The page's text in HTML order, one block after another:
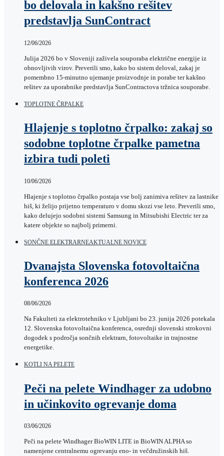
bo delovala in kakšno rešitev
predstavlja SunContract
12/06/2026
Julija 2026 bo v Sloveniji zaživela souporaba električne energije iz
obnovljivih virov. Preverili smo, kako bo sistem deloval, zakaj je
pomembno 15-minutno ujemanje proizvodnje in porabe ter kakšno
rešitev za uporabnike predstavlja SunContractova tržnica souporabe.
TOPLOTNE ČRPALKE
Hlajenje s toplotno črpalko: zakaj so
sodobne toplotne črpalke pametna
izbira tudi poleti
10/06/2026
Hlajenje s toplotno črpalko postaja vse bolj zanimiva rešitev za lastnike
hiš, ki želijo prijetno temperaturo v domu skozi vse leto. Preverili smo,
kako delujejo sodobni sistemi Samsung in Mitsubishi Electric ter za
katere objekte so najbolj primerni.
SONČNE ELEKTRARNEAKTUALNE NOVICE
Dvanajsta Slovenska fotovoltaična
konferenca 2026
08/06/2026
Na Fakulteti za elektrotehniko v Ljubljani bo 23. junija 2026 potekala
12. Slovenska fotovoltaična konferenca, osrednji slovenski strokovni
dogodek s področja sončnih elektrarn, fotovoltaike in trajnostne
energetike.
KOTLI NA PELETE
Peči na pelete Windhager za udobno
in učinkovito ogrevanje doma
03/06/2026
Peči na pelete Windhager BioWIN LITE in BioWIN ALPHA so
namenjene centralnemu ogrevanju eno- in večdružinskih hiš.